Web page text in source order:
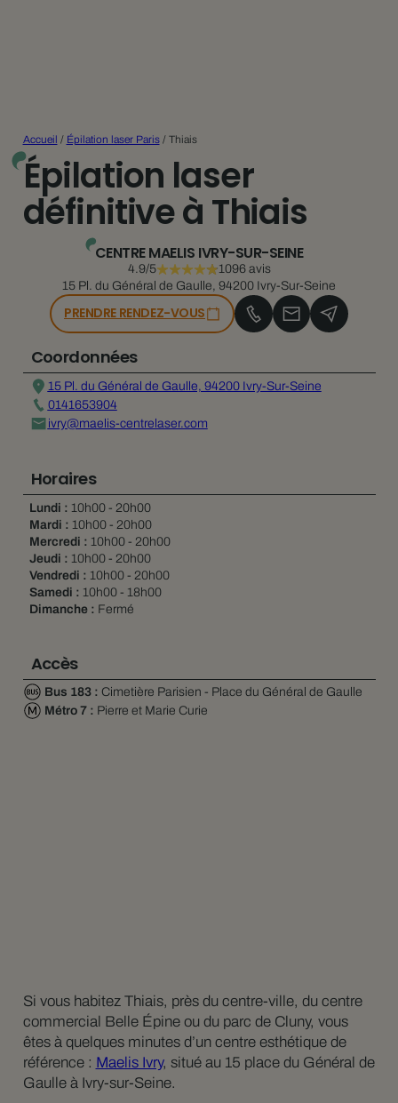
Accueil / Épilation laser Paris/ Thiais
Épilation laser
définitive à Thiais
CENTRE MAELIS IVRY-SUR-SEINE
4.9/5
1096 avis
15 Pl. du Général de Gaulle, 94200 Ivry-Sur-Seine
PRENDRE RENDEZ-VOUS
Coordonnées
15 Pl. du Général de Gaulle, 94200 Ivry-Sur-Seine
0141653904
ivry@maelis-centrelaser.com
Horaires
Lundi : 10h00 - 20h00
Mardi : 10h00 - 20h00
Mercredi : 10h00 - 20h00
Jeudi : 10h00 - 20h00
Vendredi : 10h00 - 20h00
Samedi : 10h00 - 18h00
Dimanche : Fermé
Accès
Bus 183 : Cimetière Parisien - Place du Général de Gaulle
Métro 7 : Pierre et Marie Curie
Si vous habitez Thiais, près du centre-ville, du centre
commercial Belle Épine ou du parc de Cluny, vous
êtes à quelques minutes d’un centre esthétique de
référence : Maelis Ivry, situé au 15 place du Général de
Gaulle à Ivry-sur-Seine.